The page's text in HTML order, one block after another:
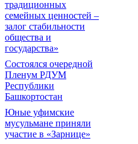
традиционных
семейных ценностей –
залог стабильности
общества и
государства»
Состоялся очередной
Пленум РДУМ
Республики
Башкортостан
Юные уфимские
мусульмане приняли
участие в «Зарнице»